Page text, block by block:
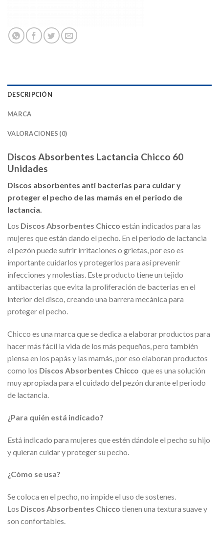
DESCRIPCIÓN
MARCA
VALORACIONES (0)
Discos Absorbentes Lactancia Chicco 60
Unidades
Discos absorbentes anti bacterias para cuidar y
proteger el pecho de las mamás en el periodo de
lactancia.
Los Discos Absorbentes Chicco están indicados para las
mujeres que están dando el pecho. En el periodo de lactancia
el pezón puede sufrir irritaciones o grietas, por eso es
importante cuidarlos y protegerlos para así prevenir
infecciones y molestias. Este producto tiene un tejido
antibacterias que evita la proliferación de bacterias en el
interior del disco, creando una barrera mecánica para
proteger el pecho.
Chicco es una marca que se dedica a elaborar productos para
hacer más fácil la vida de los más pequeños, pero también
piensa en los papás y las mamás, por eso elaboran productos
como los Discos Absorbentes Chicco que es una solución
muy apropiada para el cuidado del pezón durante el periodo
de lactancia.
¿Para quién está indicado?
Está indicado para mujeres que estén dándole el pecho su hijo
y quieran cuidar y proteger su pecho.
¿Cómo se usa?
Se coloca en el pecho, no impide el uso de sostenes.
Los Discos Absorbentes Chicco tienen una textura suave y
son confortables.